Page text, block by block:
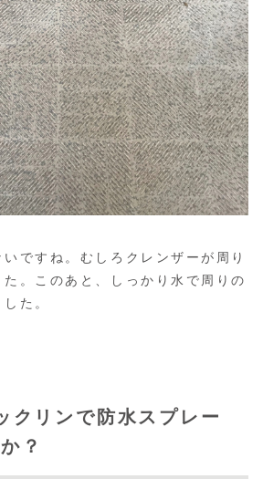
ですね。むしろクレンザーが周り
。このあと、しっかり水で周りの
た。
クリンで防水スプレー
？